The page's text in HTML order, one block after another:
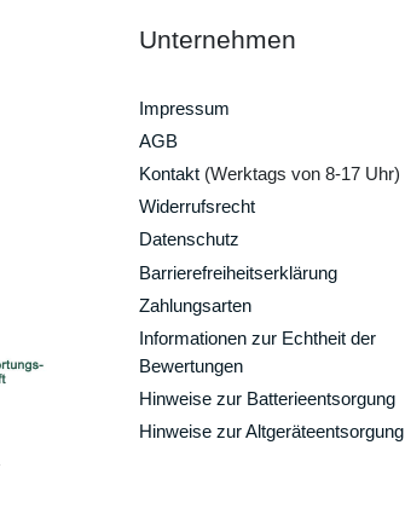
Unternehmen
Impressum
AGB
Kontakt (Werktags von 8-17 Uhr)
Widerrufsrecht
Datenschutz
Barrierefreiheitserklärung
Zahlungsarten
Informationen zur Echtheit der
Bewertungen
Hinweise zur Batterieentsorgung
Hinweise zur Altgeräteentsorgung